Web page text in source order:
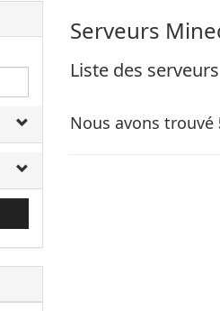
Serveurs
Liste des
Nous avons trouvé